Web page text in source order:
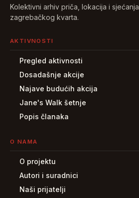
Kolektivni arhiv priča, lokacija i sjećanja
zagrebačkog kvarta.
AKTIVNOSTI
Pregled aktivnosti
Dosadašnje akcije
Najave budućih akcija
Jane's Walk šetnje
Popis članaka
O NAMA
O projektu
Autori i suradnici
Naši prijatelji